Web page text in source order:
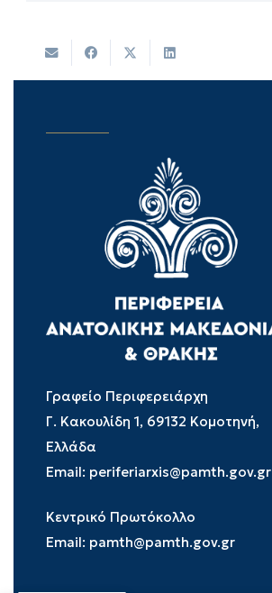
Γραφείο Περιφερειάρχη
Γ. Κακουλίδη 1, 69132 Κομοτηνή,
Ελλάδα
Email: periferiarxis@pamth.gov.gr
Κεντρικό Πρωτόκολλο
Email: pamth@pamth.gov.gr